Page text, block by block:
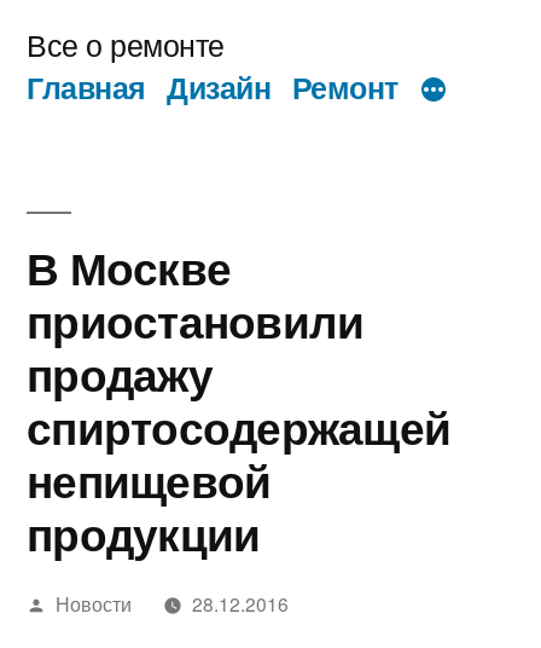
содержимому
Все о ремонте
Главная Дизайн Ремонт
В Москве
приостановили
продажу
спиртосодержащей
непищевой
продукции
Написано
Новости 28.12.2016